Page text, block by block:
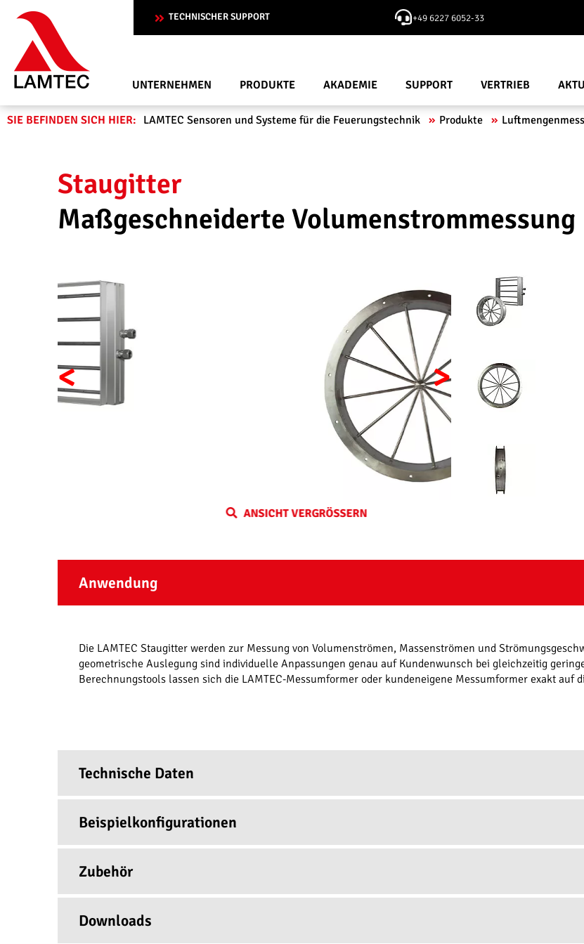
TECHNISCHER SUPPORT +49 6227 6052-33
UNTERNEHMEN PRODUKTE AKADEMIE SUPPORT VERTRIEB
SIE BEFINDEN SICH HIER: LAMTEC Sensoren und Systeme für die Feuerungstechnik Produkte
Staugitter
Maßgeschneiderte Volumenstrommessung
< >
Anwendung
Die LAMTEC Staugitter werden zur Messung von Volumenströmen, Massenströmen und
geometrische Auslegung sind individuelle Anpassungen genau auf Kundenwunsch bei gleichzeitig
Berechnungstools lassen sich die LAMTEC-Messumformer oder kundeneigene Messumformer exakt auf
Technische Daten
Technische Daten
Beispielkonfigurationen
Zubehör
Differenzdruckmessumformer 0 ... 250 Pascal
Differenzdruckmessumformer 0 ... 1000 Pascal
Downloads